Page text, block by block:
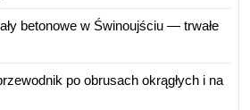
betonowe w Świnoujściu — trwałe
po obrusach okrągłych i na